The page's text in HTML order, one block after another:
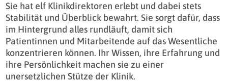
Sie hat elf Klinikdirektoren erlebt und dabei stets
Stabilität und Überblick bewahrt. Sie sorgt dafür, dass
im Hintergrund alles rundläuft, damit sich
Patientinnen und Mitarbeitende auf das Wesentliche
konzentrieren können. Ihr Wissen, ihre Erfahrung und
ihre Persönlichkeit machen sie zu einer
unersetzlichen Stütze der Klinik.